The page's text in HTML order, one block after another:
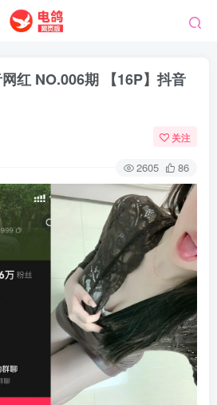
红 NO.006期 【16P】抖音
关注
2605 86